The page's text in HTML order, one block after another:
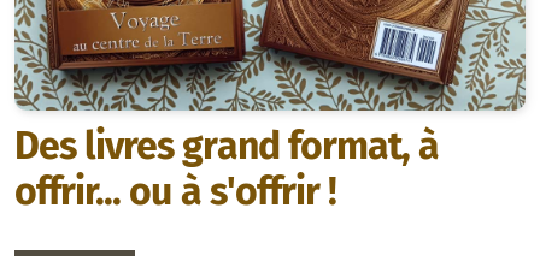
Des livres grand format, à
offrir... ou à s'offrir !